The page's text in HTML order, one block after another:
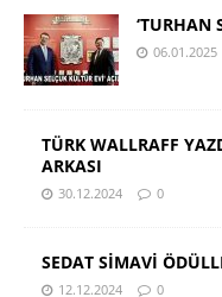
‘TURHAN
06.01.2025
TÜRK WALLRAFF
ARKASI
30.12.2024 0
SEDAT SİMAVİ
12.12.2024 0